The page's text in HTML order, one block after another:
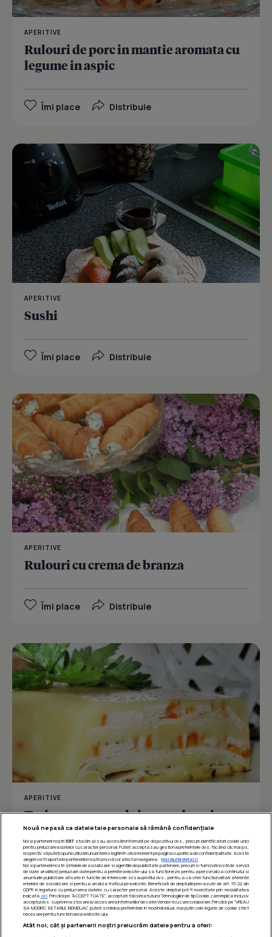
APERITIVE
Rulouri de porc in mantie aromata cu
legume in aspic
Îmi place Distribuie
APERITIVE
Sushi
Îmi place Distribuie
APERITIVE
Rulouri cu crema de branza
Îmi place Distribuie
APERITIVE
Terina cu cascaval si carne de pui
Îmi place Distribuie
Nouă ne pasă ca datele tale personale să rămână confidențiale
Noi și partenerii noștri 1017 stocăm și/sau accesăm informații pe dispozitivul dvs., precum identificatorii cookie unici
pentru prelucrarea datelor cu caracter personal. Puteți accepta sau gestiona preferințele dvs. făcând clic mai jos,
respectiv vă puteți opune utilizării unui interes legitim în orice moment pe pagina cu politica de confidențialitate. Aceste
alegeri vor fi raportate partenerilor noștri și nu vă vor afecta navigarea.
Mai multe detalii
Noi si partenerii nostri (retelele de socializare si agentiile de publicitate partenere, precum si furnizorii nostri de servicii
de date analitice) prelucram date pentru a permite website-ului sa functioneze, pentru a personaliza continutul si
anunturile publicitare afisate in functie de interesele si/sau profilul dvs., pentru a va oferi functionalitati aferente
retelelor de socializare si pentru a analiza traficul pe website. Beneficiati de drepturile prevazute de art. 15-22 din
GDPR in legatura cu prelucrarea datelor cu caracter personal. Aceste drepturi pot fi exercitate prin modalitatea
indicata aici. Prin click pe “ACCEPT TOATE”, acceptati folosirea tuturor Tehnologiilor de tip Cookie, care implica inclusiv
acceptul dvs. cu privire la stocarea/accesarea informatiilor de catre Vendor-ii cu care colaboram. Prin click pe “VREAU
SA MODIFIC SETARILE INDIVIDUAL” puteti schimba preferintele in mod individual, mai putin cele legate de cookie strict
necesare pentru functionarea website-ului.
Atât noi, cât și partenerii noștri prelucrăm datele pentru a oferi: